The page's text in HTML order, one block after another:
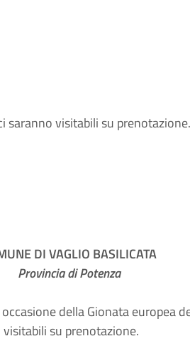
saranno visitabili su prenotazione.
DI VAGLIO BASILICATA
Provincia di Potenza
della Gionata europea
su prenotazione.